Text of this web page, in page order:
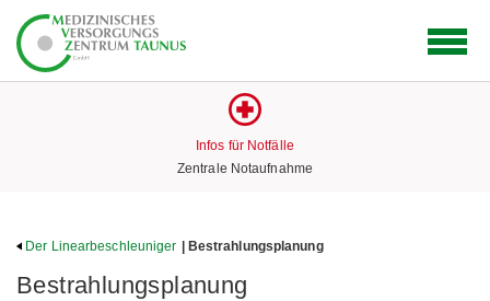
Logo
des
Medizinischen
Infos für Notfälle
Zentrale Notaufnahme
Der Linearbeschleuniger | Bestrahlungsplanung
Bestrahlungsplanung